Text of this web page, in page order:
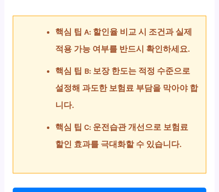
핵심 팁 A: 할인율 비교 시 조건과 실제
적용 가능 여부를 반드시 확인하세요.
핵심 팁 B: 보장 한도는 적정 수준으로
설정해 과도한 보험료 부담을 막아야 합
니다.
핵심 팁 C: 운전습관 개선으로 보험료
할인 효과를 극대화할 수 있습니다.